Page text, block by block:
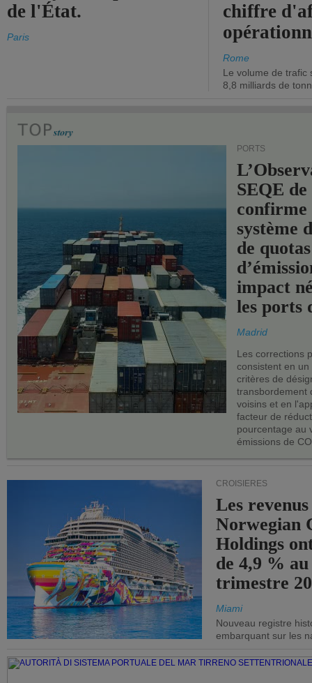
de l'État.
Paris
chiffre
Rome
Le volume de trafic
8,8 milliards de
PORTS
SEQE de
confirme
système
de quotas
impact
les ports
Madrid
Les corrections
consistent en
critères de
transbordement
voisins et en
facteur de
pourcentage au
émissions de
CROISIÈRES
Les
Norwegian
Holdings
de 4,9 %
trimestre
Miami
Nouveau registre
embarquant sur les